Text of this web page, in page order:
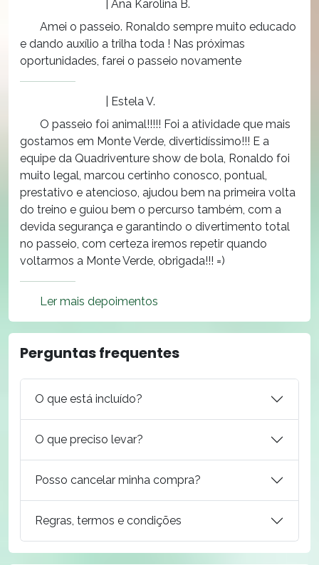
| Ana Karolina B.
Amei o passeio. Ronaldo sempre muito educado
e dando auxílio a trilha toda ! Nas próximas
oportunidades, farei o passeio novamente
| Estela V.
O passeio foi animal!!!!! Foi a atividade que mais
gostamos em Monte Verde, divertidíssimo!!! E a
equipe da Quadriventure show de bola, Ronaldo foi
muito legal, marcou certinho conosco, pontual,
prestativo e atencioso, ajudou bem na primeira volta
do treino e guiou bem o percurso também, com a
devida segurança e garantindo o divertimento total
no passeio, com certeza iremos repetir quando
voltarmos a Monte Verde, obrigada!!! =)
Ler mais depoimentos
Perguntas frequentes
O que está incluído?
O que preciso levar?
Posso cancelar minha compra?
Regras, termos e condições